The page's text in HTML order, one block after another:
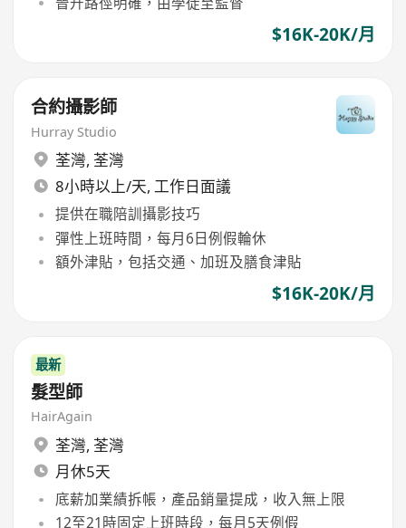
$16K-20K/月
合約攝影師
Hurray Studio
荃灣, 荃灣
8小時以上/天, 工作日面議
提供在職陪訓攝影技巧
彈性上班時間，每月6日例假輪休
額外津貼，包括交通、加班及膳食津貼
$16K-20K/月
最新
髮型師
HairAgain
荃灣, 荃灣
月休5天
底薪加業績拆帳，產品銷量提成，收入無上限
12至21時固定上班時段，每月5天例假